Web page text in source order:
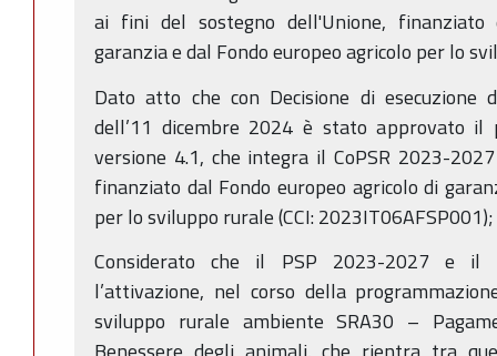
ai fini del sostegno dell'Unione, finanziato
garanzia e dal Fondo europeo agricolo per lo
Dato atto che con Decisione di esecuzione
dell’11 dicembre 2024 è stato approvato
versione 4.1, che integra il CoPSR 2023-
finanziato dal Fondo europeo agricolo di
per lo sviluppo rurale (CCI: 2023IT06AFSP001);
Considerato che il PSP 2023-2027 e il
l’attivazione, nel corso della
sviluppo rurale ambiente SRA30 –